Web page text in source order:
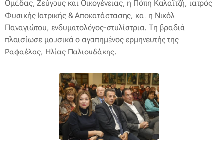
Ομάδας, Ζεύγους και Οικογένειας, η Πόπη Καλαϊτζή, ιατρός
Φυσικής Ιατρικής & Αποκατάστασης, και η Νικόλ
Παναγιώτου, ενδυματολόγος-στυλίστρια. Τη βραδιά
πλαισίωσε μουσικά ο αγαπημένος ερμηνευτής της
Ραφαέλας, Ηλίας Παλιουδάκης.